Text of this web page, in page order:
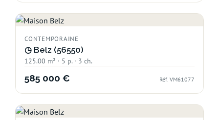
CONTEMPORAINE
◷ Belz (56550)
125.00 m² · 5 p. · 3 ch.
585 000 € Réf. VM61077